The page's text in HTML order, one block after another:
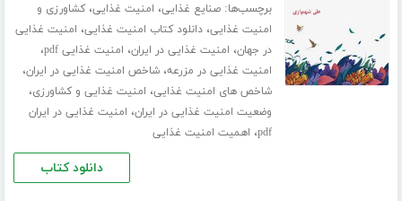
برچسب‌ها:صنایع غذایی، امنیت غذایی،کشاورزی و
امنیت غذایی،دانلود کتاب امنیت غذایی، امنیت غذایی
در جهان، امنیت غذایی در ایران، امنیت غذایی pdf ،
امنیت غذایی در مزرعه،شاخص امنیت غذایی در ایران،
شاخص های امنیت غذایی، امنیت غذایی و کشاورزی،
وضعیت امنیت غذایی در ایران، امنیت غذایی در ایران
pdf، اهمیت امنیت غذایی
دانلود کتاب